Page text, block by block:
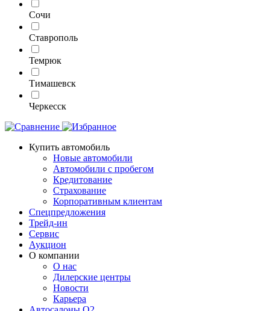
Сочи
Ставрополь
Темрюк
Тимашевск
Черкесск
Купить автомобиль
Новые автомобили
Автомобили с пробегом
Кредитование
Страхование
Корпоративным клиентам
Спецпредложения
Трейд-ин
Сервис
Аукцион
О компании
О нас
Дилерские центры
Новости
Карьера